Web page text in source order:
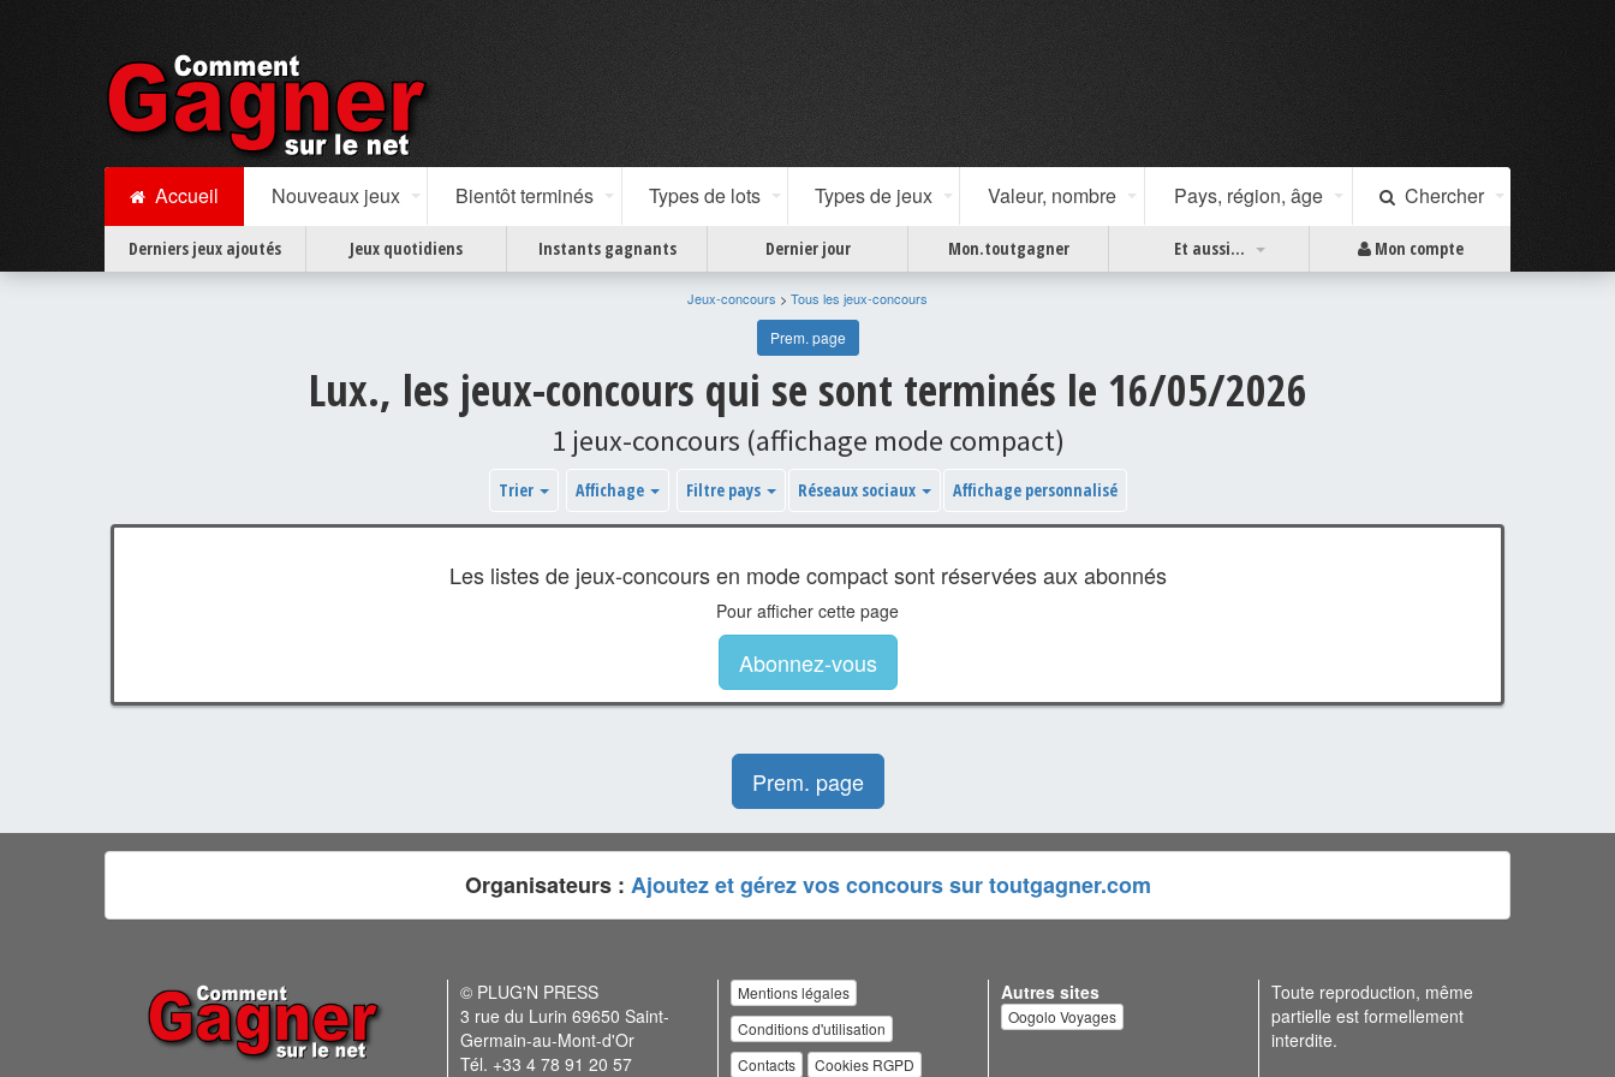
Accueil Nouveaux jeux Bientôt terminés Types de lots Types de jeux Valeur, nombre Pays, région, âge Chercher
Derniers jeux ajoutés Jeux quotidiens Instants gagnants Dernier jour Mon.toutgagner Et aussi... Mon compte
Jeux-concours > Tous les jeux-concours
Prem. page
Lux., les jeux-concours qui se sont terminés le 16/05/2026
1 jeux-concours (affichage mode compact)
Trier Affichage Filtre pays Réseaux sociaux Affichage personnalisé
Les listes de jeux-concours en mode compact sont réservées aux abonnés
Pour afficher cette page
Abonnez-vous
Prem. page
Organisateurs : Ajoutez et gérez vos concours sur toutgagner.com
© PLUG'N PRESS
3 rue du Lurin 69650 Saint-
Germain-au-Mont-d'Or
Tél. +33 4 78 91 20 57
Mentions légales
Conditions d'utilisation
Contacts
Cookies RGPD
Autres sites
Oogolo Voyages
Toute reproduction, même
partielle est formellement
interdite.